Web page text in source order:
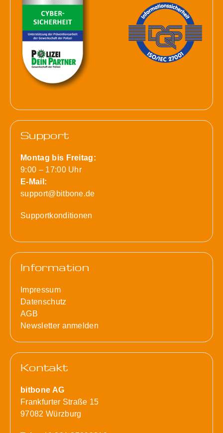
Support
Montag bis Freitag:
9:00 – 17:00 Uhr
E-Mail:
support@bitbone.de
Supportkonditionen
Information
Impressum
Datenschutz
AGB
Newsletter anmelden
Kontakt
bitbone AG
Frankfurter Straße 15
97082 Würzburg